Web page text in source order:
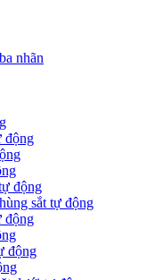
nhãn
động
động
sắt tự động
động
động